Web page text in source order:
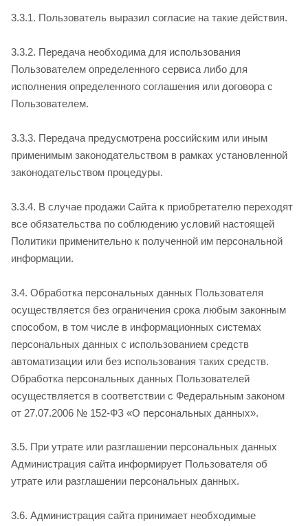
3.3.1. Пользователь выразил согласие на такие действия.
3.3.2. Передача необходима для использования
Пользователем определенного сервиса либо для
исполнения определенного соглашения или договора с
Пользователем.
3.3.3. Передача предусмотрена российским или иным
применимым законодательством в рамках установленной
законодательством процедуры.
3.3.4. В случае продажи Сайта к приобретателю переходят
все обязательства по соблюдению условий настоящей
Политики применительно к полученной им персональной
информации.
3.4. Обработка персональных данных Пользователя
осуществляется без ограничения срока любым законным
способом, в том числе в информационных системах
персональных данных с использованием средств
автоматизации или без использования таких средств.
Обработка персональных данных Пользователей
осуществляется в соответствии с Федеральным законом
от 27.07.2006 № 152-ФЗ «О персональных данных».
3.5. При утрате или разглашении персональных данных
Администрация сайта информирует Пользователя об
утрате или разглашении персональных данных.
3.6. Администрация сайта принимает необходимые